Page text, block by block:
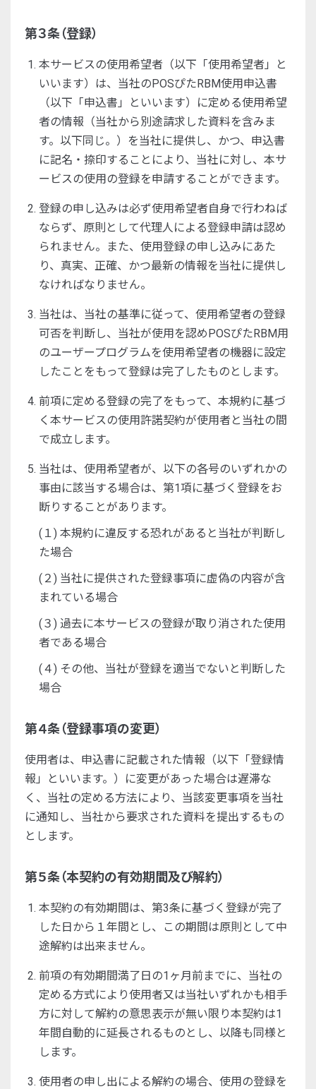
第３条（登録）
本サービスの使用希望者（以下「使用希望者」と
いいます）は、当社のPOSぴたRBM使用申込書
（以下「申込書」といいます）に定める使用希望
者の情報（当社から別途請求した資料を含みま
す。以下同じ。）を当社に提供し、かつ、申込書
に記名・捺印することにより、当社に対し、本サ
ービスの使用の登録を申請することができます。
登録の申し込みは必ず使用希望者自身で行わねば
ならず、原則として代理人による登録申請は認め
られません。また、使用登録の申し込みにあた
り、真実、正確、かつ最新の情報を当社に提供し
なければなりません。
当社は、当社の基準に従って、使用希望者の登録
可否を判断し、当社が使用を認めPOSぴたRBM用
のユーザープログラムを使用希望者の機器に設定
したことをもって登録は完了したものとします。
前項に定める登録の完了をもって、本規約に基づ
く本サービスの使用許諾契約が使用者と当社の間
で成立します。
当社は、使用希望者が、以下の各号のいずれかの
事由に該当する場合は、第1項に基づく登録をお
断りすることがあります。
(１) 本規約に違反する恐れがあると当社が判断し
た場合
(２) 当社に提供された登録事項に虚偽の内容が含
まれている場合
(３) 過去に本サービスの登録が取り消された使用
者である場合
(４) その他、当社が登録を適当でないと判断した
場合
第４条（登録事項の変更）
使用者は、申込書に記載された情報（以下「登録情
報」といいます。）に変更があった場合は遅滞な
く、当社の定める方法により、当該変更事項を当社
に通知し、当社から要求された資料を提出するもの
とします。
第５条（本契約の有効期間及び解約）
本契約の有効期間は、第3条に基づく登録が完了
した日から１年間とし、この期間は原則として中
途解約は出来ません。
前項の有効期間満了日の1ヶ月前までに、当社の
定める方式により使用者又は当社いずれかも相手
方に対して解約の意思表示が無い限り本契約は1
年間自動的に延長されるものとし、以降も同様と
します。
使用者の申し出による解約の場合、使用の登録を